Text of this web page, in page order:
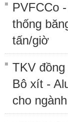
PVFCCo
thống
tấn/giờ
TKV
Bô xít -
cho